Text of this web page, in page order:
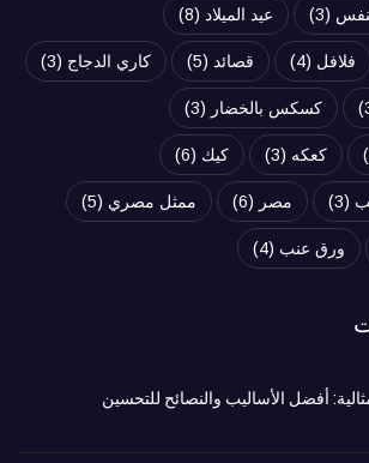
(3) عيد الميلاد (8)
فلافل (4) قصائد (5) كاري الدجاج (3)
كسكس بالخضار (3)
كعكه (3) كيك (6)
(3) مصر (6) ممثل مصري (5)
ورق عنب (4)
أفضل الأساليب والنصائح للتحسين